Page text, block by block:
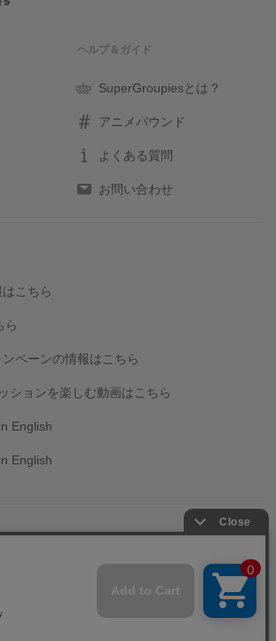
ヘルプ＆ガイド
SuperGroupiesとは？
アニメバウンド
よくある質問
お問い合わせ
こちら
ら
ペーンの情報はこちら
ションを楽しむ動画はこちら
English
English